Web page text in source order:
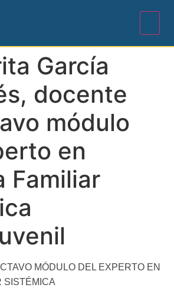
García
docente
módulo
en
Familiar
MÓDULO DEL EXPERTO EN
SISTÉMICA